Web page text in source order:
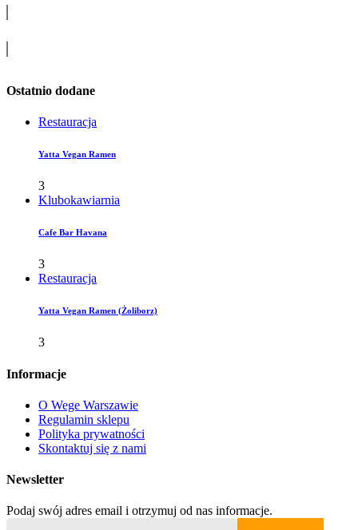
Ostatnio dodane
Restauracja
Yatta Vegan Ramen
3
Klubokawiarnia
Cafe Bar Havana
3
Restauracja
Yatta Vegan Ramen (Żoliborz)
3
Informacje
O Wege Warszawie
Regulamin sklepu
Polityka prywatności
Skontaktuj się z nami
Newsletter
Podaj swój adres email i otrzymuj od nas informacje.